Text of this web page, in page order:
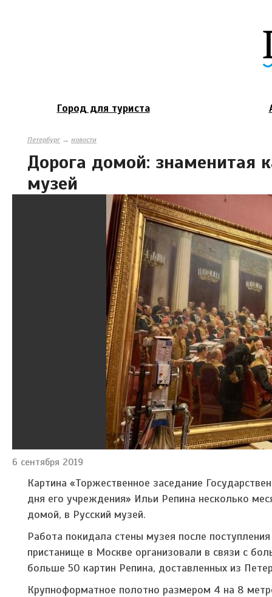
Город для туриста
Петербург→ новости
Дорога домой: знаменитая
музей
6 сентября 2019
Картина «Торжественное заседание
дня его учреждения» Ильи Репина несколько
домой, в Русский музей.
Работа покидала стены музея после
пристанище в Москве организовали в связи с
больше 50 картин Репина, доставленных из
Крупноформатное полотно размером 4 на 8